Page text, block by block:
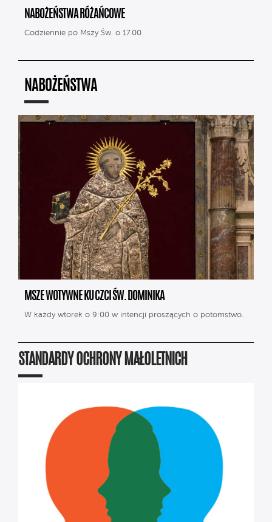
NABOŻEŃSTWA RÓŻAŃCOWE
Codziennie po Mszy Św. o 17.00
NABOŻEŃSTWA
MSZE WOTYWNE KU CZCI ŚW. DOMINIKA
W każdy wtorek o 9:00 w intencji proszących o potomstwo.
STANDARDY OCHRONY MAŁOLETNICH